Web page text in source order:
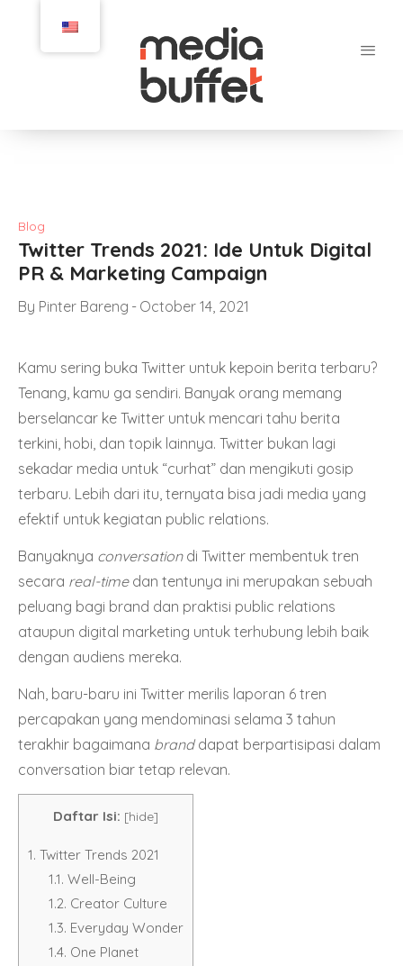
Blog
Twitter Trends 2021: Ide Untuk Digital
PR & Marketing Campaign
By Pinter Bareng October 14, 2021
Kamu sering buka Twitter untuk kepoin berita terbaru?
Tenang, kamu ga sendiri. Banyak orang memang
berselancar ke Twitter untuk mencari tahu berita
terkini, hobi, dan topik lainnya. Twitter bukan lagi
sekadar media untuk “curhat” dan mengikuti gosip
terbaru. Lebih dari itu, ternyata bisa jadi media yang
efektif untuk kegiatan public relations.
Banyaknya conversationdi Twitter membentuk tren
secara real-timedan tentunya ini merupakan sebuah
peluang bagi brand dan praktisi public relations
ataupun digital marketing untuk terhubung lebih baik
dengan audiens mereka.
Nah, baru-baru ini Twitter merilis laporan 6 tren
percapakan yang mendominasi selama 3 tahun
terakhir bagaimana branddapat berpartisipasi dalam
conversation biar tetap relevan.
Daftar Isi: [hide]
1. Twitter Trends 2021
1.1. Well-Being
1.2. Creator Culture
1.3. Everyday Wonder
1.4. One Planet